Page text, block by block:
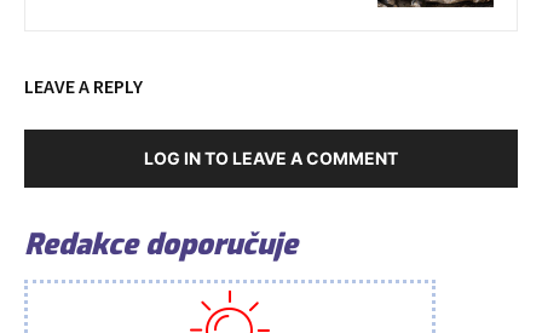
LEAVE A REPLY
LOG IN TO LEAVE A COMMENT
Redakce doporučuje